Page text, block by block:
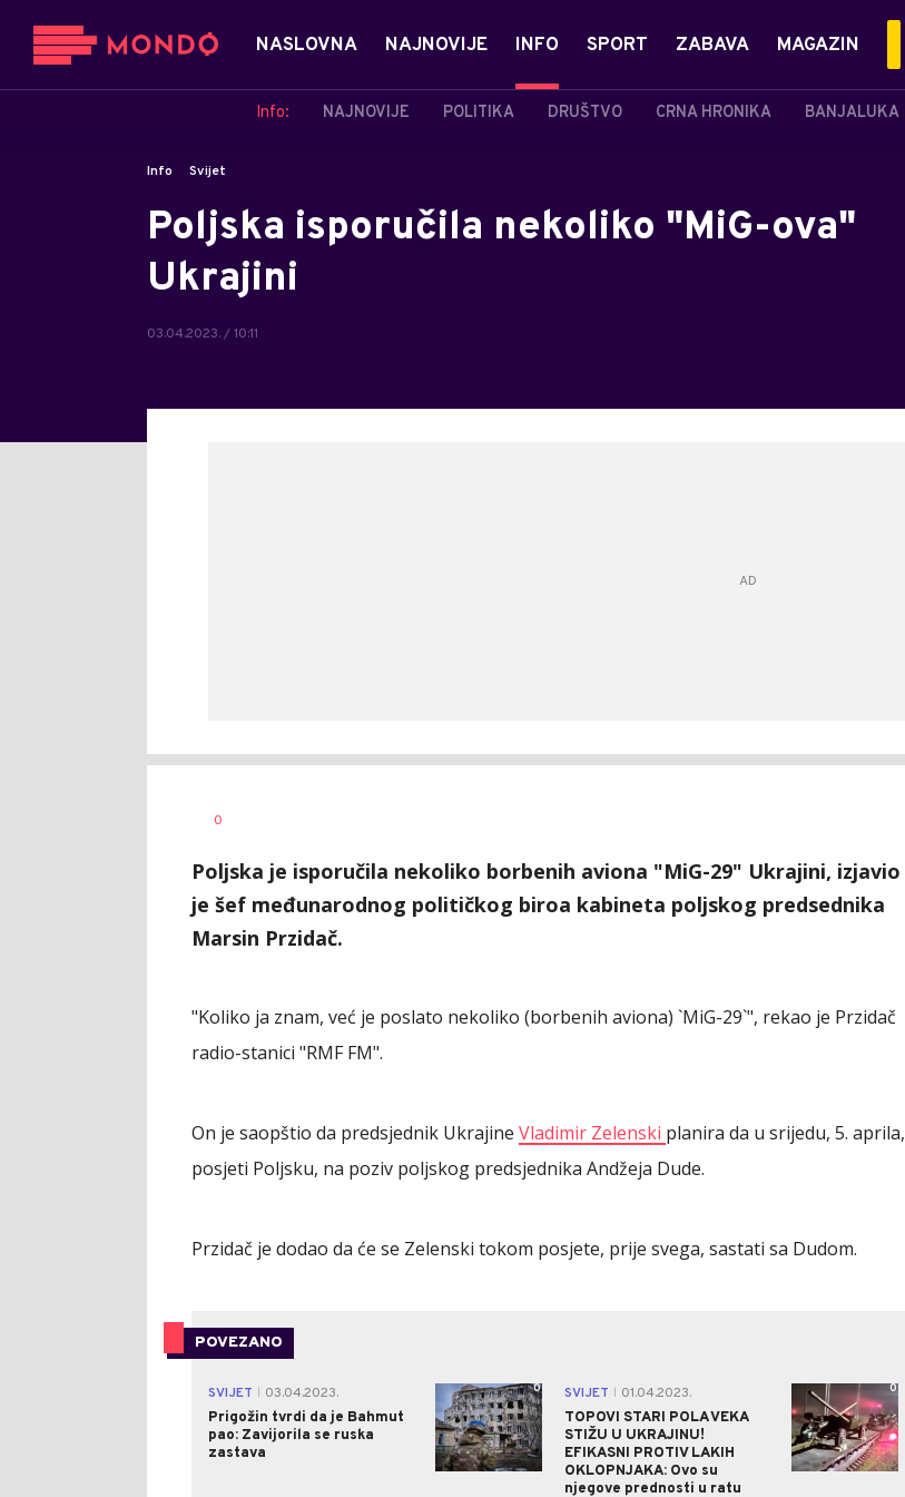
NASLOVNA NAJNOVIJE INFO
Info: NAJNOVIJE POLITIKA DRUŠTVO CRNA HRONIKA BANJALUKA
SPORT ZABAVA MAGAZIN
Info Svijet
Poljska isporučila nekoliko "MiG-ova"
Ukrajini
03.04.2023. / 10:11
AUTOR
0
Poljska je isporučila nekoliko borbenih aviona "MiG-29" Ukrajini, izjavio
je šef međunarodnog političkog biroa kabineta poljskog predsednika
Marsin Przidač.
"Koliko ja znam, već je poslato nekoliko (borbenih aviona) `MiG-29`", rekao je Przidač
radio-stanici "RMF FM".
On je saopštio da predsjednik Ukrajine Vladimir Zelenski planira da u srijedu, 5. aprila,
posjeti Poljsku, na poziv poljskog predsjednika Andžeja Dude.
Przidač je dodao da će se Zelenski tokom posjete, prije svega, sastati sa Dudom.
POVEZANO
SVIJET
03.04.2023.
Prigožin tvrdi da je Bahmut
pao: Zavijorila se ruska
zastava
0 SVIJET
01.04.2023.
TOPOVI STARI POLA VEKA
STIŽU U UKRAJINU!
EFIKASNI PROTIV LAKIH
OKLOPNJAKA: Ovo su
njegove prednosti u ratu
0